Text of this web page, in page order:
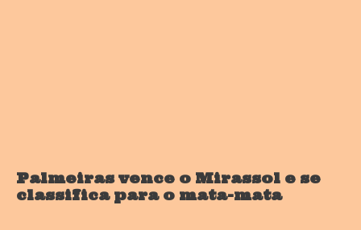
Palmeiras vence o Mirassol e se
classifica para o mata-mata